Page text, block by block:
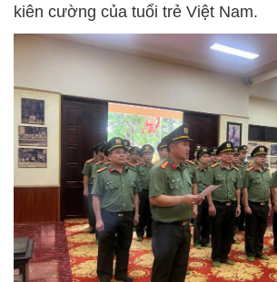
kiên cường của tuổi trẻ Việt Nam.